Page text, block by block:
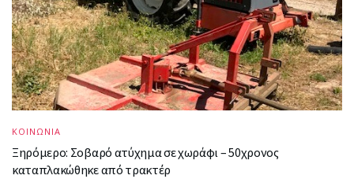
ΚΟΙΝΩΝΙΑ
Ξηρόμερο: Σοβαρό ατύχημα σε χωράφι – 50χρονος
καταπλακώθηκε από τρακτέρ